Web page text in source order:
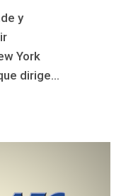
y
York
dirige...